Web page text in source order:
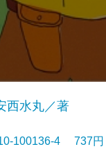
西水丸／著
100136-4 737